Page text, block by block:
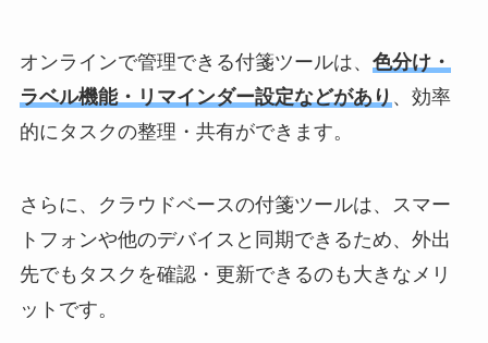
オンラインで管理できる付箋ツールは、 色分け・
ラベル機能・リマインダー設定などがあり 、効率
的にタスクの整理・共有ができます。
さらに、クラウドベースの付箋ツールは、スマー
トフォンや他のデバイスと同期できるため、外出
先でもタスクを確認・更新できるのも大きなメリ
ットです。